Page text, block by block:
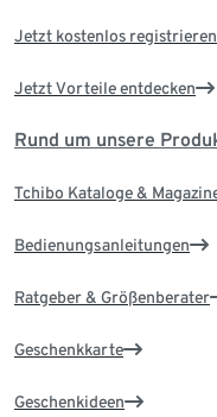
Jetzt kostenlos registrieren
Jetzt Vorteile entdecken
Rund um unsere
Tchibo Kataloge &
Bedienungsanleitungen
Ratgeber & Größenberater
Geschenkkarte
Geschenkideen